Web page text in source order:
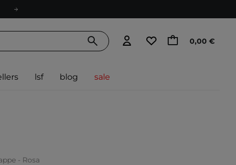
0,00 €
lsf blog sale
- Rosa